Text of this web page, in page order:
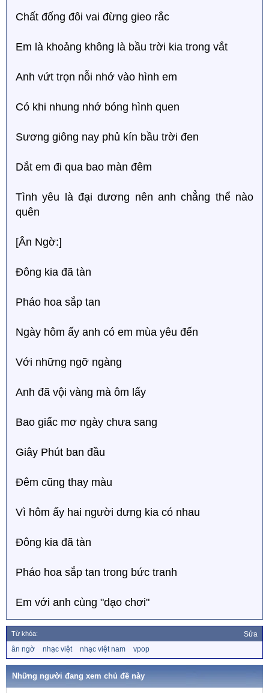
Chất đống đôi vai đừng gieo rắc
Em là khoảng không là bầu trời kia trong vắt
Anh vứt trọn nỗi nhớ vào hình em
Có khi nhung nhớ bóng hình quen
Sương giông nay phủ kín bầu trời đen
Dắt em đi qua bao màn đêm
Tình yêu là đại dương nên anh chẳng thể nào
quên
[Ân Ngờ:]
Đông kia đã tàn
Pháo hoa sắp tan
Ngày hôm ấy anh có em mùa yêu đến
Với những ngỡ ngàng
Anh đã vội vàng mà ôm lấy
Bao giấc mơ ngày chưa sang
Giây Phút ban đầu
Đêm cũng thay màu
Vì hôm ấy hai người dưng kia có nhau
Đông kia đã tàn
Pháo hoa sắp tan trong bức tranh
Em với anh cùng "dạo chơi"
Từ khóa: Sửa
ừ
k
ân ngờ nhạc việt nhạc việt nam vpop
Những người đang xem chủ đề này